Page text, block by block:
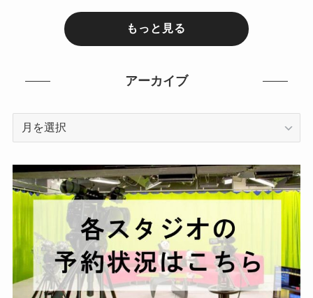
もっと見る
アーカイブ
イ
ブ